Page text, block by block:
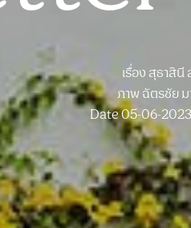
เรื่องสุธาสินี
ภาพฉัตรชัย
Date 05-06-2023